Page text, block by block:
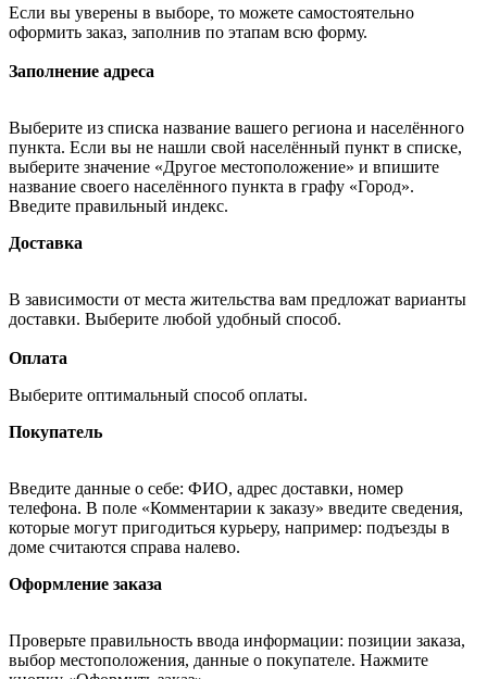
Если вы уверены в выборе, то можете самостоятельно
оформить заказ, заполнив по этапам всю форму.
Заполнение адреса
Выберите из списка название вашего региона и населённого
пункта. Если вы не нашли свой населённый пункт в списке,
выберите значение «Другое местоположение» и впишите
название своего населённого пункта в графу «Город».
Введите правильный индекс.
Доставка
В зависимости от места жительства вам предложат варианты
доставки. Выберите любой удобный способ.
Оплата
Выберите оптимальный способ оплаты.
Покупатель
Введите данные о себе: ФИО, адрес доставки, номер
телефона. В поле «Комментарии к заказу» введите сведения,
которые могут пригодиться курьеру, например: подъезды в
доме считаются справа налево.
Оформление заказа
Проверьте правильность ввода информации: позиции заказа,
выбор местоположения, данные о покупателе. Нажмите